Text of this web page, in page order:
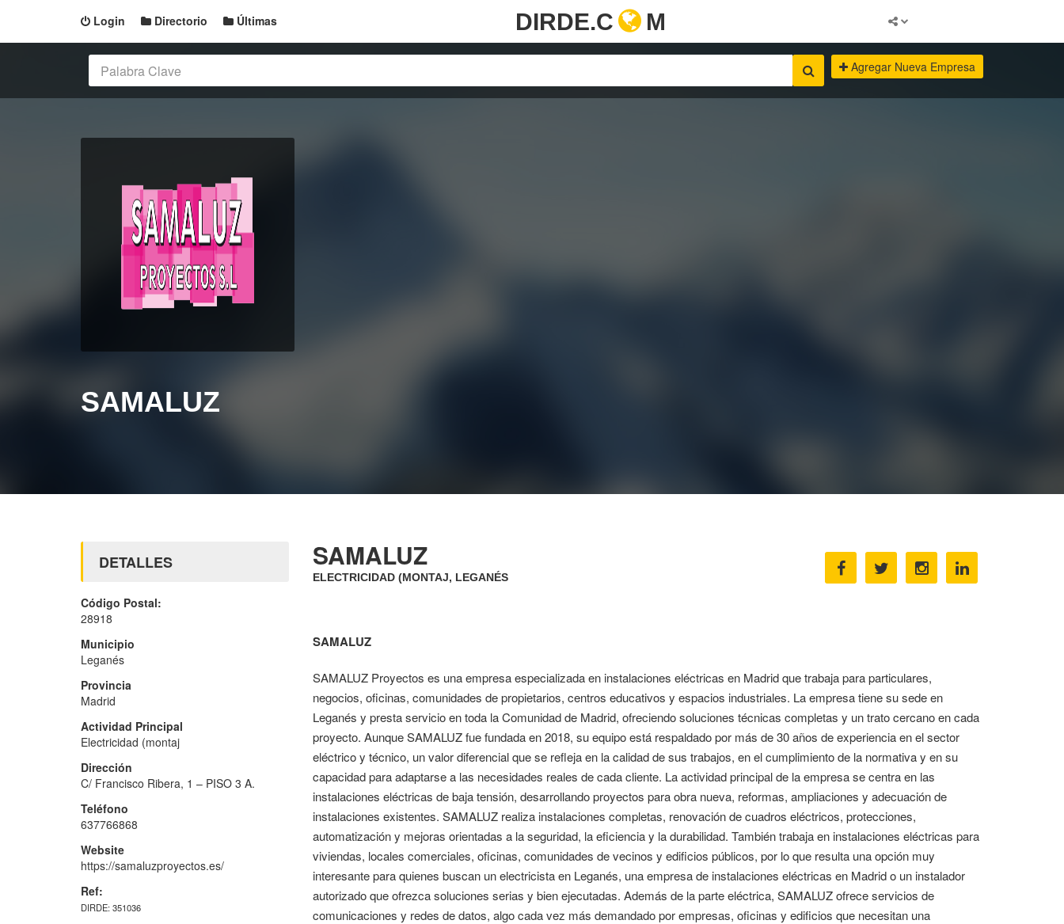
Login Directorio Últimas DIRDE.C M
Agregar Nueva Empresa
SAMALUZ
SAMALUZ
ELECTRICIDAD (MONTAJ, LEGANÉS
SAMALUZ
SAMALUZ Proyectos es una empresa especializada en instalaciones eléctricas en Madrid que trabaja para particulares,
negocios, oficinas, comunidades de propietarios, centros educativos y espacios industriales. La empresa tiene su sede en
Leganés y presta servicio en toda la Comunidad de Madrid, ofreciendo soluciones técnicas completas y un trato cercano en cada
proyecto. Aunque SAMALUZ fue fundada en 2018, su equipo está respaldado por más de 30 años de experiencia en el sector
eléctrico y técnico, un valor diferencial que se refleja en la calidad de sus trabajos, en el cumplimiento de la normativa y en su
capacidad para adaptarse a las necesidades reales de cada cliente. La actividad principal de la empresa se centra en las
instalaciones eléctricas de baja tensión, desarrollando proyectos para obra nueva, reformas, ampliaciones y adecuación de
instalaciones existentes. SAMALUZ realiza instalaciones completas, renovación de cuadros eléctricos, protecciones,
automatización y mejoras orientadas a la seguridad, la eficiencia y la durabilidad. También trabaja en instalaciones eléctricas para
viviendas, locales comerciales, oficinas, comunidades de vecinos y edificios públicos, por lo que resulta una opción muy
interesante para quienes buscan un electricista en Leganés, una empresa de instalaciones eléctricas en Madrid o un instalador
autorizado que ofrezca soluciones serias y bien ejecutadas. Además de la parte eléctrica, SAMALUZ ofrece servicios de
comunicaciones y redes de datos, algo cada vez más demandado por empresas, oficinas y edificios que necesitan una
DETALLES
Código Postal:
28918
Municipio
Leganés
Provincia
Madrid
Actividad Principal
Electricidad (montaj
Dirección
C/ Francisco Ribera, 1 – PISO 3 A.
Teléfono
637766868
Website
https://samaluzproyectos.es/
Ref:
DIRDE: 351036